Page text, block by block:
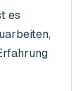
es